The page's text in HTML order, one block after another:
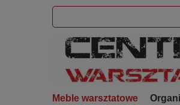
Meble warsztatowe